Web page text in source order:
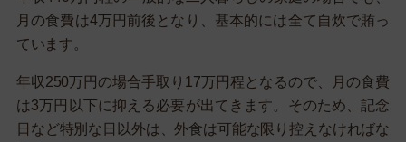
月の食費は4万円前後となり、基本的には全て自炊で賄っ
ています。
年収250万円の場合手取り17万円程となるので、月の食費
は3万円以下に抑える必要が出てきます。そのため、記念
日など特別な日以外は、外食は可能な限り控えなければな